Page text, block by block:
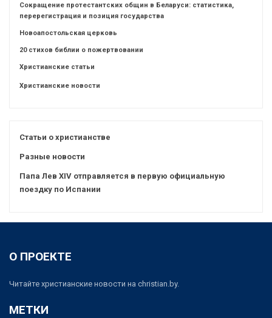
Сокращение протестантских общин в Беларуси: статистика,
перерегистрация и позиция государства
Новоапостольская церковь
20 стихов библии о пожертвовании
Христианские статьи
Христианские новости
Статьи о христианстве
Разные новости
Папа Лев XIV отправляется в первую официальную
поездку по Испании
О ПРОЕКТЕ
Читайте христианские новости на christian.by.
МЕТКИ